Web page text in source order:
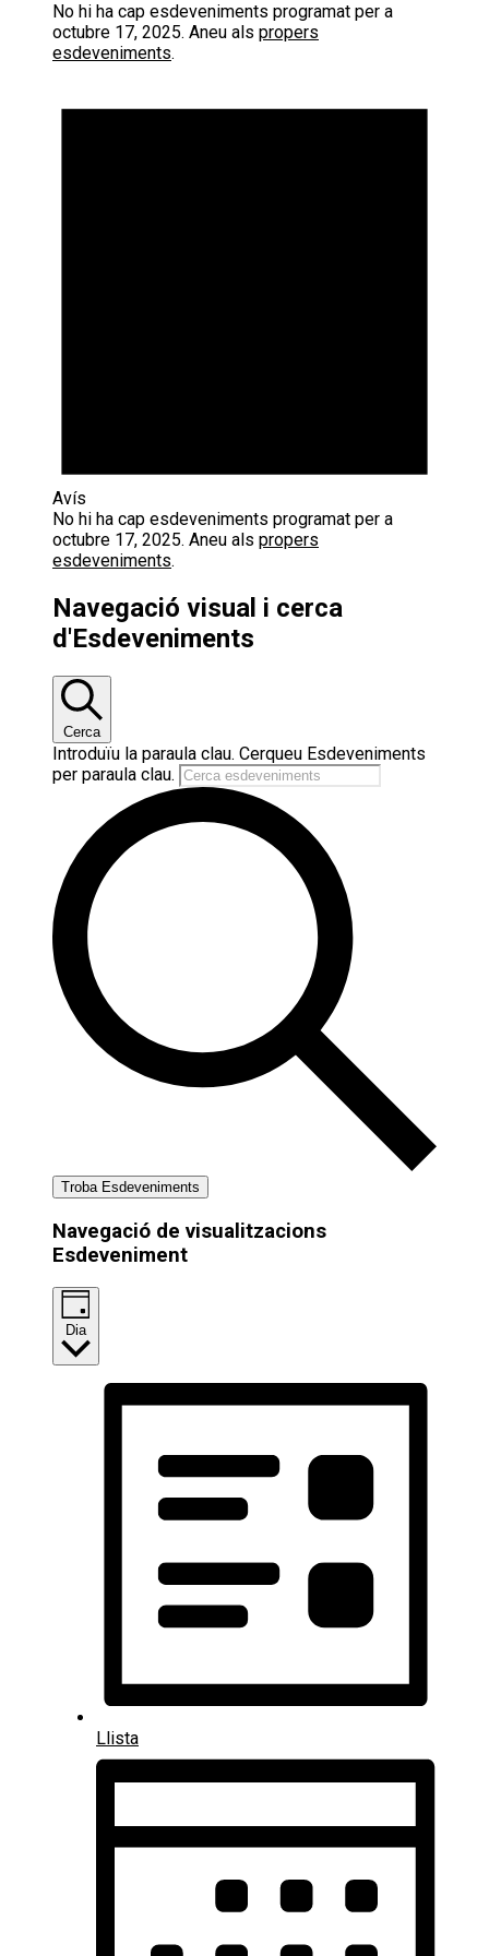
No hi ha cap esdeveniments programat per a
octubre 17, 2025. Aneu als propers
esdeveniments.
Avís
No hi ha cap esdeveniments programat per a
octubre 17, 2025. Aneu als propers
esdeveniments.
Navegació visual i cerca
d'Esdeveniments
Cerca
Introduïu la paraula clau. Cerqueu Esdeveniments
per paraula clau.
Troba Esdeveniments
Navegació de visualitzacions
Esdeveniment
Dia
Llista